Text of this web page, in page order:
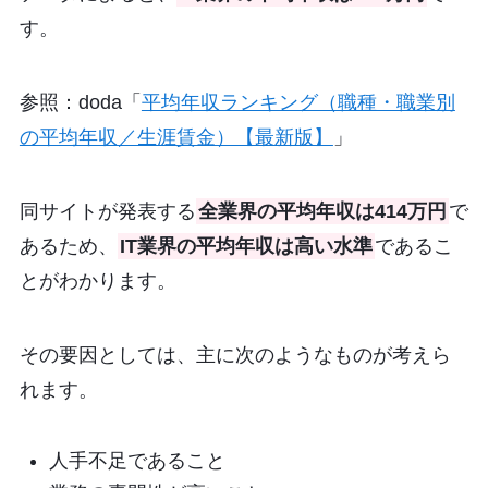
す。
参照：doda「 平均年収ランキング（職種・職業別
の平均年収／生涯賃金）【最新版】
」
同サイトが発表する 全業界の平均年収は414万円 で
あるため、
IT業界の平均年収は高い水準であるこ
とがわかります。
その要因としては、主に次のようなものが考えら
れます。
人手不足であること